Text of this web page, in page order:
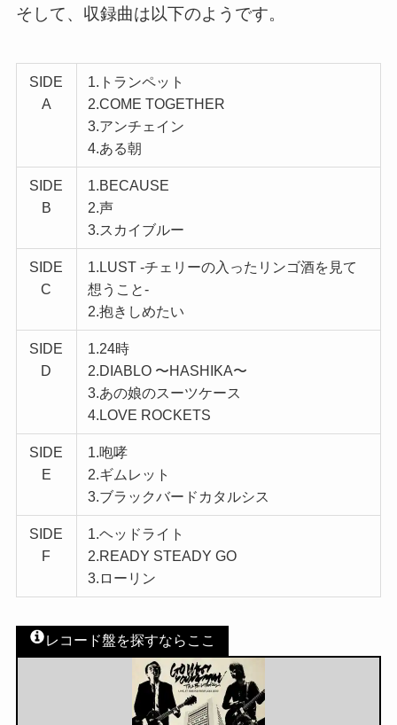
そして、収録曲は以下のようです。
SIDE
A
1.トランペット
2.COME TOGETHER
3.アンチェイン
4.ある朝
SIDE
B
1.BECAUSE
2.声
3.スカイブルー
SIDE
C
1.LUST -チェリーの入ったリンゴ酒を見て
想うこと-
2.抱きしめたい
SIDE
D
1.24時
2.DIABLO 〜HASHIKA〜
3.あの娘のスーツケース
4.LOVE ROCKETS
SIDE
E
1.咆哮
2.ギムレット
3.ブラックバードカタルシス
SIDE
F
1.ヘッドライト
2.READY STEADY GO
3.ローリン
レコード盤を探すならここ